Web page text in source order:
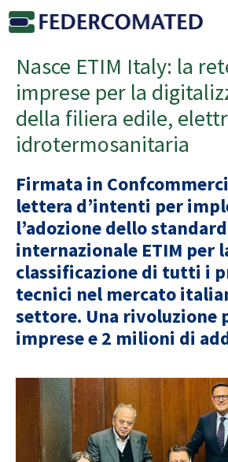
Nasce ETIM Italy: la
imprese per la
della filiera edile,
idrotermosanitaria
Firmata in
lettera d’intenti per
l’adozione dello standard
internazionale ETIM per
classificazione di tutti i
tecnici nel mercato
settore. Una rivoluzione
imprese e 2 milioni di